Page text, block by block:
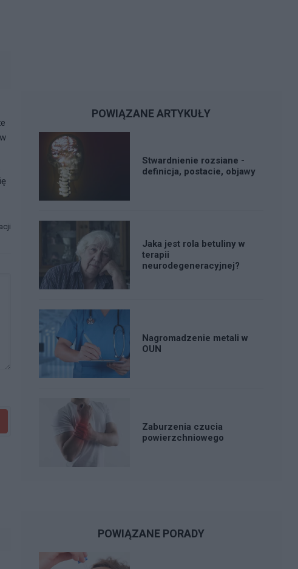
POWIĄZANE ARTYKUŁY
Stwardnienie rozsiane -
definicja, postacie, objawy
Jaka jest rola betuliny w
terapii
neurodegeneracyjnej?
Nagromadzenie metali w
OUN
Zaburzenia czucia
powierzchniowego
POWIĄZANE PORADY